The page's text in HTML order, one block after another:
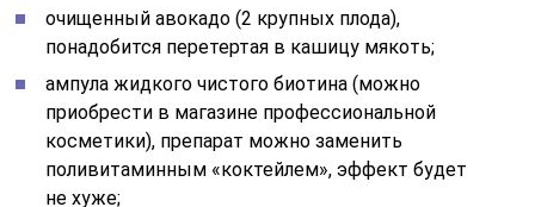
Полученное средство можно до 5 — 7 дней хранить
в холодильнике в плотно закупоренной банке.
На волосах держать такую маску можно до 40 минут.
Общий курс лечения составляет до 10 процедур.
Поливитаминные добавки с биотином